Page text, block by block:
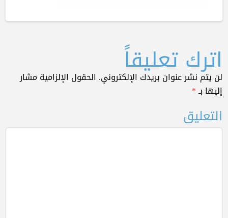
اترك تعليقاً
لن يتم نشر عنوان بريدك الإلكتروني. الحقول الإلزامية مشار
إليها بـ*
التعليق